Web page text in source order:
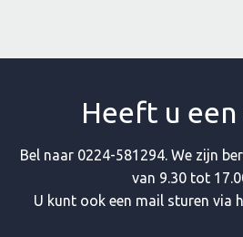
Heeft u een
Bel naar 0224-581294. We zijn
van 9.30 tot
U kunt ook een mail sturen via